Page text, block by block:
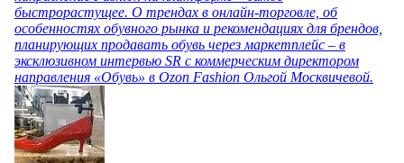
быстрорастущее. О трендах в онлайн-торговле, об
особенностях обувного рынка и рекомендациях для брендов,
планирующих продавать обувь через маркетплейс – в
эксклюзивном интервью SR с коммерческим директором
направления «Обувь» в Ozon Fashion Ольгой Москвичевой.